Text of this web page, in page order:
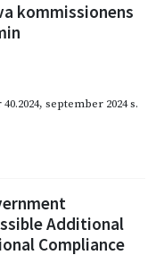
kommissionens
, september 2024s.
Additional
Compliance